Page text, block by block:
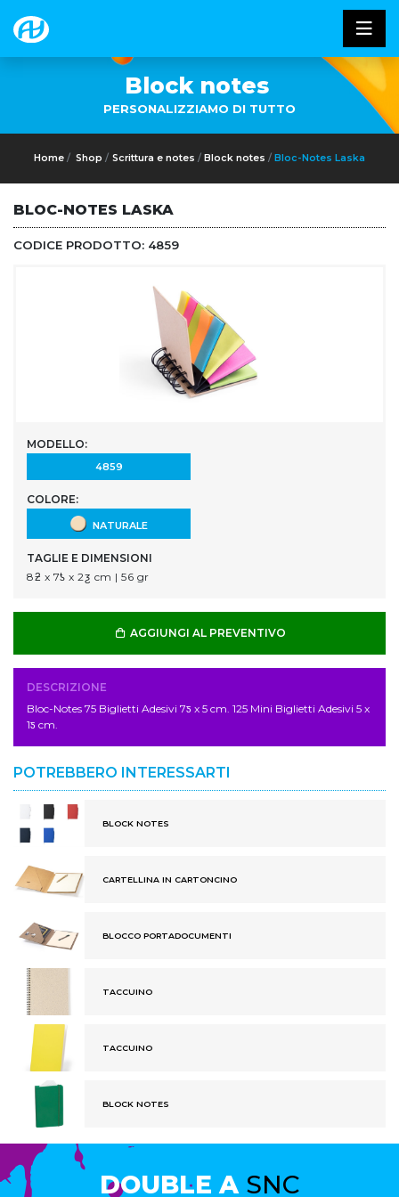
Block notes
PERSONALIZZIAMO DI TUTTO
Home Shop Scrittura e notes Block notes Bloc-Notes Laska
BLOC-NOTES LASKA
CODICE PRODOTTO: 4859
MODELLO:
4859
COLORE:
NATURALE
TAGLIE E DIMENSIONI
8ƻ x 7ƾ x 2ƺ cm | 56 gr
AGGIUNGI AL PREVENTIVO
DESCRIZIONE
Bloc-Notes 75 Biglietti Adesivi 7ƽ x 5 cm. 125 Mini Biglietti Adesivi 5 x
1ƽ cm.
POTREBBERO INTERESSARTI
BLOCK NOTES
CARTELLINA IN CARTONCINO
BLOCCO PORTADOCUMENTI
TACCUINO
TACCUINO
BLOCK NOTES
DOUBLE A SNC